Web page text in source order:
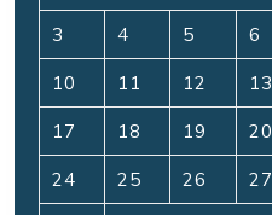
3 4 5 6
10 11 12 13
17 18 19 20
24 25 26 27